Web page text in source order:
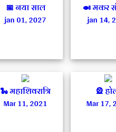
📅 नया साल
jan 01, 2027
🍛 मकर
jan 14,
🐍 महाशिवरात्रि
Mar 11, 2021
🎡
Mar 17,